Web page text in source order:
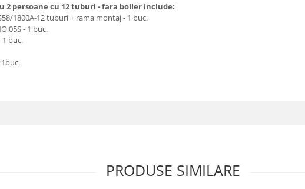
persoane cu 12 tuburi - fara boiler include:
1800A-12 tuburi + rama montaj - 1 buc.
05S - 1 buc.
1 buc.
1buc.
PRODUSE SIMILARE